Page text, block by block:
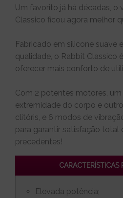
Um favorito já há décadas, o
Classico ficou agora melhor
Fabricado em silicone suave
qualidade, o Rabbit Classico
oferecer mais conforto de
Com 2 potentes motores,
extremidade do corpo e
clitóris, e 6 modos de
para garantir satisfação total
precedentes!
CARACTERÍSTICAS
Elevada potência;